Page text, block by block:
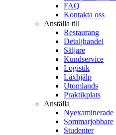
FAQ
Kontakta oss
Anställa till
Restaurang
Detaljhandel
Säljare
Kundservice
Logistik
Läxhjälp
Utomlands
Praktikplats
Anställa
Nyexaminerade
Sommarjobbare
Studenter